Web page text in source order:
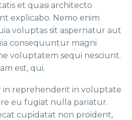
et quasi architecto
explicabo. Nemo enim
voluptas sit aspernatur aut
consequuntur magni
voluptatem sequi nesciunt.
est, qui.
in reprehenderit in voluptate
eu fugiat nulla pariatur.
cupidatat non proident,